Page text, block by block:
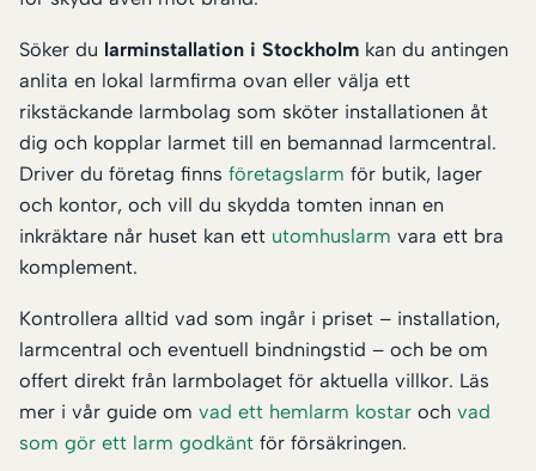
Söker du larminstallation i Stockholm kan du antingen
anlita en lokal larmfirma ovan eller välja ett
rikstäckande larmbolag som sköter installationen åt
dig och kopplar larmet till en bemannad larmcentral.
Driver du företag finns företagslarm för butik, lager
och kontor, och vill du skydda tomten innan en
inkräktare når huset kan ett utomhuslarm vara ett bra
komplement.
Kontrollera alltid vad som ingår i priset – installation,
larmcentral och eventuell bindningstid – och be om
offert direkt från larmbolaget för aktuella villkor. Läs
mer i vår guide om vad ett hemlarm kostar och vad
som gör ett larm godkänt för försäkringen.